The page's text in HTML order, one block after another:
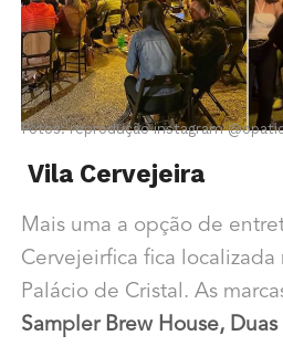
Fotos: reprodução instagram @
Vila Cervejeira
Mais uma a opção de
Cervejeirfica fica
Palácio de Cristal. As
Sampler Brew House, Duas